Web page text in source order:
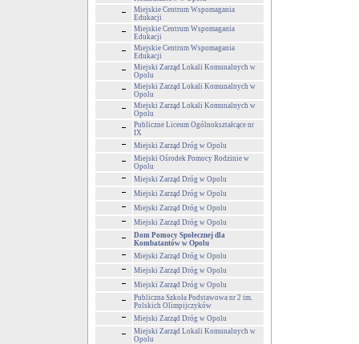
Miejskie Centrum Wspomagania
Edukacji
Miejskie Centrum Wspomagania
Edukacji
Miejskie Centrum Wspomagania
Edukacji
Miejski Zarząd Lokali Komunalnych w
Opolu
Miejski Zarząd Lokali Komunalnych w
Opolu
Miejski Zarząd Lokali Komunalnych w
Opolu
Publiczne Liceum Ogólnokształcące nr
IX
Miejski Zarząd Dróg w Opolu
Miejski Ośrodek Pomocy Rodzinie w
Opolu
Miejski Zarząd Dróg w Opolu
Miejski Zarząd Dróg w Opolu
Miejski Zarząd Dróg w Opolu
Miejski Zarząd Dróg w Opolu
Dom Pomocy Społecznej dla
Kombatantów w Opolu
Miejski Zarząd Dróg w Opolu
Miejski Zarząd Dróg w Opolu
Miejski Zarząd Dróg w Opolu
Publiczna Szkoła Podstawowa nr 2 im.
Polskich Olimpijczyków
Miejski Zarząd Dróg w Opolu
Miejski Zarząd Lokali Komunalnych w
Opolu